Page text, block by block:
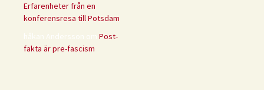
Erfarenheter från en
konferensresa till Potsdam
håkan Andersson om Post-
fakta är pre-fascism